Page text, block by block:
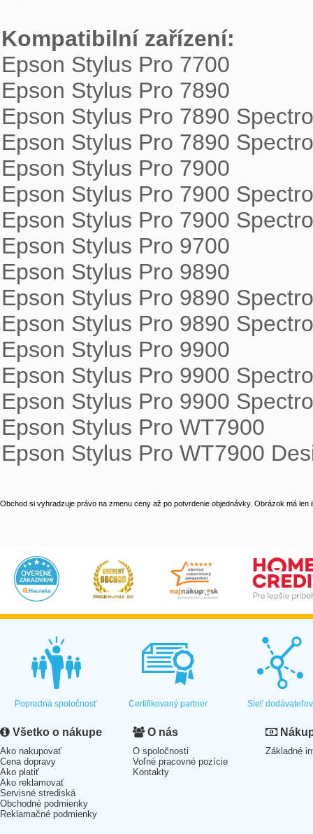
Kompatibilní zařízení:
Epson Stylus Pro 7700
Epson Stylus Pro 7890
Epson Stylus Pro 7890
Epson Stylus Pro 7890
Epson Stylus Pro 7900
Epson Stylus Pro 7900
Epson Stylus Pro 7900
Epson Stylus Pro 9700
Epson Stylus Pro 9890
Epson Stylus Pro 9890
Epson Stylus Pro 9890
Epson Stylus Pro 9900
Epson Stylus Pro 9900
Epson Stylus Pro 9900
Epson Stylus Pro WT7900
Epson Stylus Pro WT7900
Obchod si vyhradzuje právo na zmenu ceny až po potvrdenie objednávky. Obrázok má len
Popredná spoločnosť Certifikovaný partner Sieť dodávateľov
Všetko o nákupe
Ako nakupovať
Cena dopravy
Ako platiť
Ako reklamovať
Servisné strediská
Obchodné podmienky
Reklamačné podmienky
O nás
O spoločnosti
Voľné pracovné pozície
Kontakty
Základné